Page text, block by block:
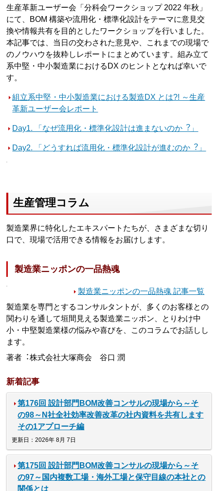
生産革新ユーザー会「分科会ワークショップ 2022 年秋」
にて、BOM 構築や流用化・標準化設計をテーマに意見交
換や情報共有を目的としたワークショップを行いました。
本記事では、当日の交わされた意見や、これまでの現場で
のノウハウを抜粋しレポートにまとめています。組み立て
系中堅・中小製造業におけるDX のヒントとなれば幸いで
す。
組立系中堅・中小製造業における製造DX とは?! ～生産
革新ユーザー会レポート
Day1. 「なぜ流用化・標準化設計は進まないのか︖」
Day2. 「どうすれば流用化・標準化設計が進むのか︖」
生産管理コラム
製造業界に特化したエキスパートたちが、さまざまな切り
口で、現場で活用できる情報をお届けします。
製造業ニッポンの一品熱魂
製造業ニッポンの一品熱魂 記事一覧
製造業を専門とするコンサルタントが、多くのお客様との
関わりを通して垣間見える製造業ニッポン、とりわけ中
小・中堅製造業様の悩みや喜びを、このコラムでお話しし
ます。
著者︓株式会社大塚商会 谷口 潤
新着記事
第176回 設計部門BOM改善コンサルの現場から～そ
の98～N社全社効率改善改革の社内資料を共有します
その1アプローチ編
更新日：2026年 8月 7日
第175回 設計部門BOM改善コンサルの現場から～そ
の97～国内複数工場・海外工場と保守目線の本社との
関係とは